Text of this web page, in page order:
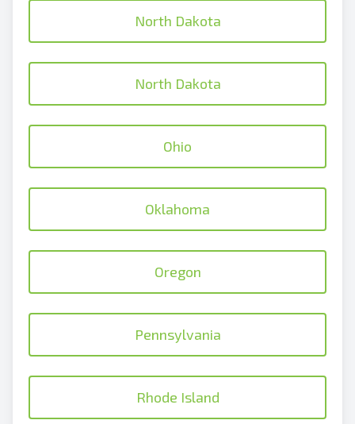
North Dakota
North Dakota
Ohio
Oklahoma
Oregon
Pennsylvania
Rhode Island